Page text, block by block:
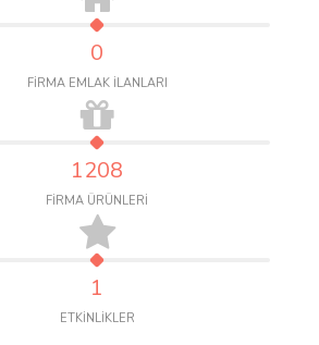
0
FİRMA EMLAK İLANLARI
1208
FİRMA ÜRÜNLERİ
1
ETKİNLİKLER